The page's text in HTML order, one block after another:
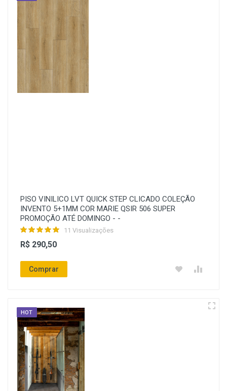
PISO VINILICO LVT QUICK STEP CLICADO COLEÇÃO
INVENTO 5+1MM COR MARIE QSIR 506 SUPER
PROMOÇÃO ATÉ DOMINGO - -
11 Visualizações
R$ 290,50
Comprar
HOT